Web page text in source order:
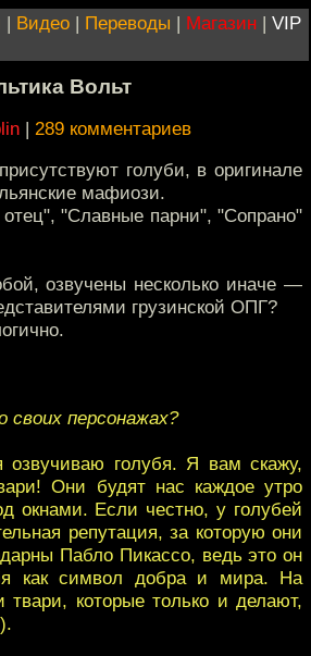
| Видео | Переводы | Магазин | VIP
Вольт
| 289 комментариев
присутствуют голуби, в оригинале
мафиози.
"Славные парни", "Сопрано"
озвучены несколько иначе —
грузинской ОПГ?
персонажах?
голубя. Я вам скажу,
Они будят нас каждое утро
окнами. Если честно, у голубей
репутация, за которую они
Пабло Пикассо, ведь это он
как символ добра и мира. На
которые только и делают,